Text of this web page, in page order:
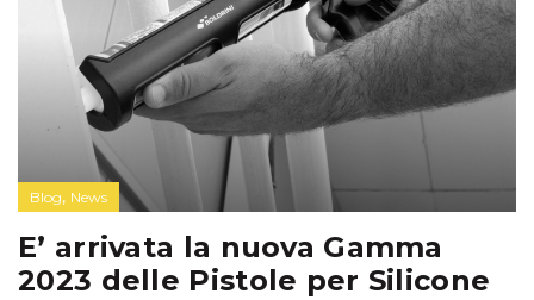
Blog, News
E’ arrivata la nuova Gamma
2023 delle Pistole per Silicone